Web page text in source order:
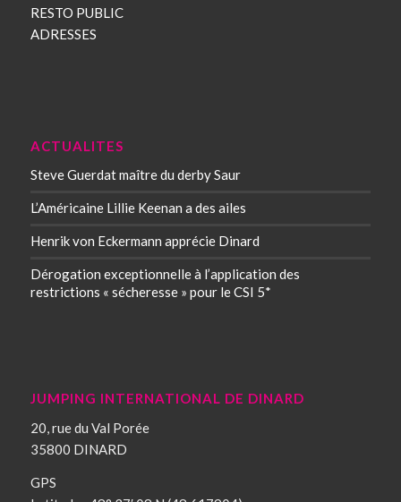
RESTO PUBLIC
ADRESSES
ACTUALITES
Steve Guerdat maître du derby Saur
L’Américaine Lillie Keenan a des ailes
Henrik von Eckermann apprécie Dinard
Dérogation exceptionnelle à l’application des
restrictions « sécheresse » pour le CSI 5*
JUMPING INTERNATIONAL DE DINARD
20, rue du Val Porée
35800 DINARD
GPS